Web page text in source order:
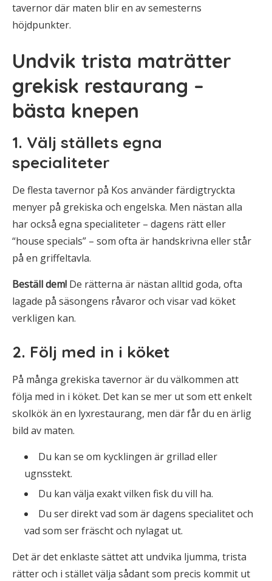
tavernor där maten blir en av semesterns
höjdpunkter.
Undvik trista maträtter
grekisk restaurang –
bästa knepen
1. Välj ställets egna
specialiteter
De flesta tavernor på Kos använder färdigtryckta
menyer på grekiska och engelska. Men nästan alla
har också egna specialiteter – dagens rätt eller
“house specials” – som ofta är handskrivna eller står
på en griffeltavla.
Beställ dem! De rätterna är nästan alltid goda, ofta
lagade på säsongens råvaror och visar vad köket
verkligen kan.
2. Följ med in i köket
På många grekiska tavernor är du välkommen att
följa med in i köket. Det kan se mer ut som ett enkelt
skolkök än en lyxrestaurang, men där får du en ärlig
bild av maten.
Du kan se om kycklingen är grillad eller
ugnsstekt.
Du kan välja exakt vilken fisk du vill ha.
Du ser direkt vad som är dagens specialitet och
vad som ser fräscht och nylagat ut.
Det är det enklaste sättet att undvika ljumma, trista
rätter och i stället välja sådant som precis kommit ut